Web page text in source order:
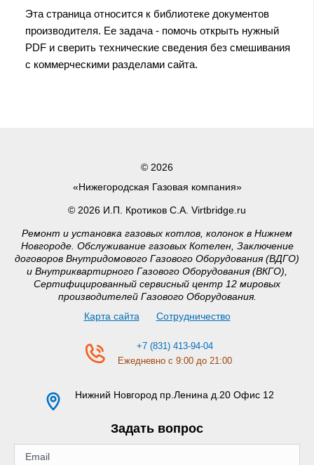
Эта страница относится к библиотеке документов
производителя. Ее задача - помочь открыть нужный
PDF и сверить технические сведения без смешивания
с коммерческими разделами сайта.
© 2026
«Нижегородская Газовая компания»
© 2026 И.П. Кротиков С.А. Virtbridge.ru
Ремонт и установка газовых котлов, колонок в Нижнем
Новгороде. Обслуживание газовых Котелен, Заключение
договоров Внутридомового Газового Оборудования (ВДГО)
и Внутриквартирного Газового Оборудования (ВКГО),
Сертифицированный сервисный центр 12 мировых
производителей Газового Оборудования.
Карта сайта
Сотрудничество
+7 (831) 413-94-04
Ежедневно с 9:00 до 21:00
Нижний Новгород пр.Ленина д.20 Офис 12
Задать вопрос